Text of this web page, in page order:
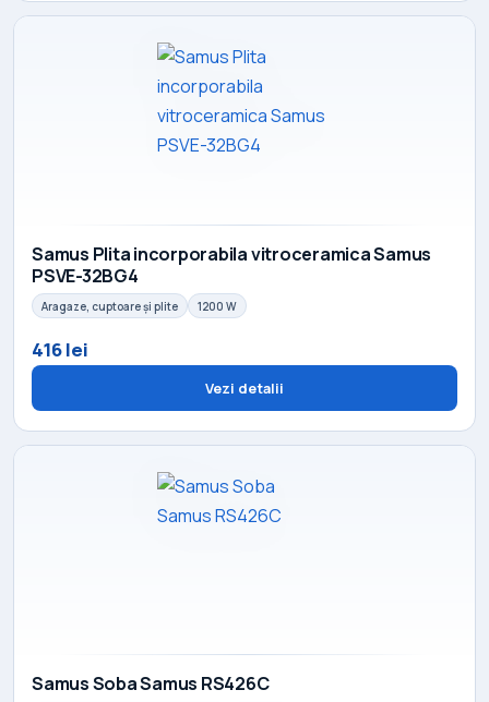
Samus Plita incorporabila vitroceramica Samus
PSVE-32BG4
Aragaze, cuptoare și plite 1200 W
416 lei
Vezi detalii
Samus Soba Samus RS426C